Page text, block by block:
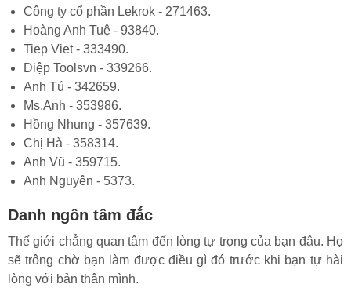
Công ty cổ phần Lekrok - 271463.
Hoàng Anh Tuệ - 93840.
Tiep Viet - 333490.
Diệp Toolsvn - 339266.
Anh Tú - 342659.
Ms.Anh - 353986.
Hồng Nhung - 357639.
Chị Hà - 358314.
Anh Vũ - 359715.
Anh Nguyên - 5373.
Danh ngôn tâm đắc
Thế giới chẳng quan tâm đến lòng tự trọng của bạn đâu. Họ
sẽ trông chờ bạn làm được điều gì đó trước khi bạn tự hài
lòng với bản thân mình.